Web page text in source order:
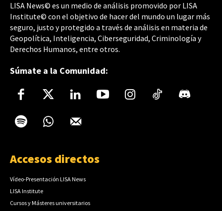
LISA News© es un medio de análisis promovido por LISA
Institute© con el objetivo de hacer del mundo un lugar más
seguro, justo y protegido a través de análisis en materia de
Geopolítica, Inteligencia, Ciberseguridad, Criminología y
Derechos Humanos, entre otros.
Súmate a la Comunidad:
Accesos directos
Vídeo-Presentación LISA News
LISA Institute
Cursos y Másteres universitarios